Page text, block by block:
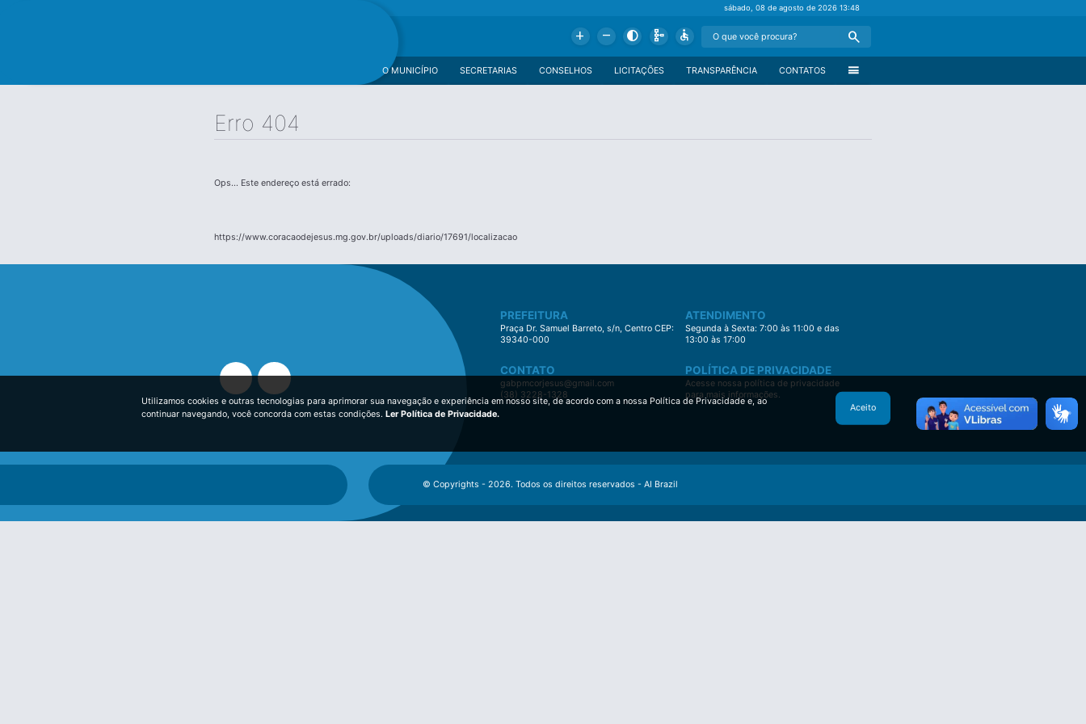
sábado, 08 de agosto de 202613:48
Add Remove Contrast Schema Accessible Search
menu
CONTATOS
TRANSPARÊNCIA
LICITAÇÕES
CONSELHOS
SECRETARIAS
O MUNICÍPIO
Erro 404
Ops... Este endereço está errado:
https://www.coracaodejesus.mg.gov.br/uploads/diario/17691/localizacao
PREFEITURA
Praça Dr. Samuel Barreto, s/n, Centro CEP:
39340-000
ATENDIMENTO
Segunda à Sexta: 7:00 às 11:00 e das
13:00 às 17:00
CONTATO
gabpmcorjesus@gmail.com
(38) 3228-1328
POLÍTICA DE PRIVACIDADE
Acesse nossa política de privacidade
para mais informações.
© Copyrights - 2026. Todos os direitos reservados - AI Brazil
Utilizamos cookies e outras tecnologias para aprimorar sua navegação e experiência em nosso site, de acordo com a nossa Política de Privacidade e, ao
continuar navegando, você concorda com estas condições. Ler Política de Privacidade.
Aceito